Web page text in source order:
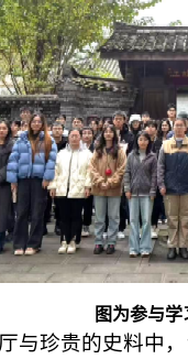
图为参与
与珍贵的史料中